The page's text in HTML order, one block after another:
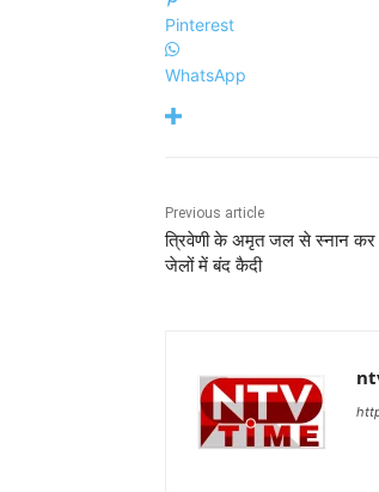
Pinterest
WhatsApp
Previous article
त्रिवेणी के अमृत जल से स्नान कर
जेलों में बंद कैदी